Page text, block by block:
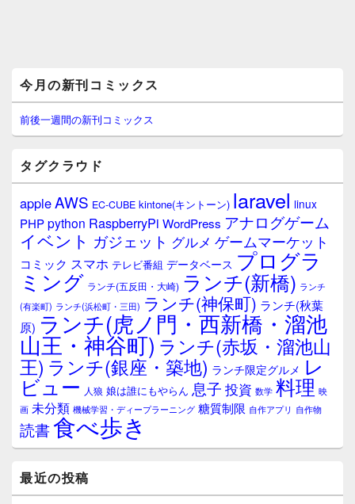
イ
ン
サ
イ
ウ
ィ
ジ
ェ
ア
今月の新刊コミックス
前後一週間の新刊コミックス
タグクラウド
appleAWS EC-CUBE kintone(キントーン) laravel linux
PHPpython RaspberryPi WordPress アナログゲーム
イベント ガジェット グルメ ゲームマーケット
コミック スマホ テレビ番組 データベース プログラ
ミング ランチ(五反田・大崎) ランチ(新橋) ランチ
(有楽町) ランチ(浜松町・三田) ランチ(神保町) ランチ(秋葉
原) ランチ(虎ノ門・西新橋・溜池
山王・神谷町) ランチ(赤坂・溜池山
王) ランチ(銀座・築地) ランチ限定グルメ レ
ビュー 人狼 娘は誰にもやらん 息子 投資 数学 料理 映
画 未分類 機械学習・ディープラーニング 糖質制限 自作アプリ 自作物
読書食べ歩き
最近の投稿